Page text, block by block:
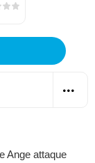
Ange attaque